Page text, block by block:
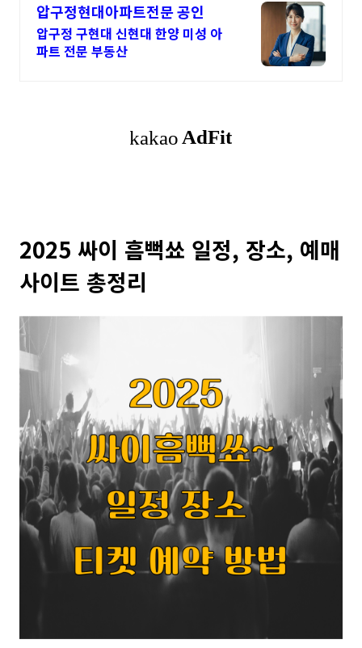
압구정현대아파트전문 공인
압구정 구현대 신현대 한양 미성 아
파트 전문 부동산
2025 싸이 흠뻑쑈 일정, 장소, 예매
사이트 총정리